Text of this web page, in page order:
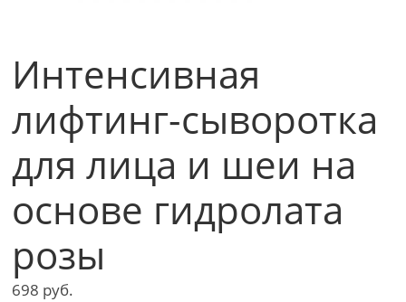
Интенсивная
лифтинг-сыворотка
для лица и шеи на
основе гидролата
розы
698 руб.